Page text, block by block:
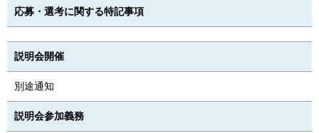
応募・選考に関する特記事項
説明会開催
別途通知
説明会参加義務